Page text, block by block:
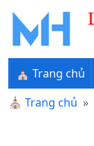
⛪ Trang chủ
⛪ Trang chủ